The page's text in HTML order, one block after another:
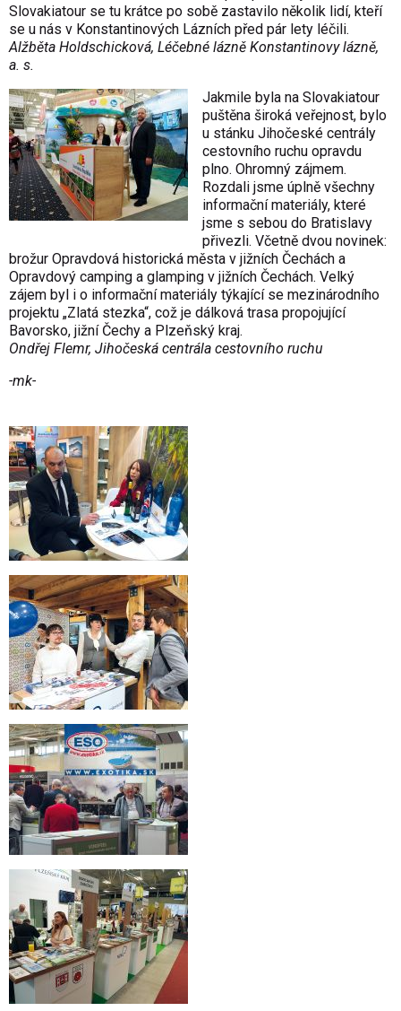
Slovakiatour se tu krátce po sobě zastavilo několik lidí, kteří
se u nás v Konstantinových Lázních před pár lety léčili.
Alžběta Holdschicková, Léčebné lázně Konstantinovy lázně,
a. s.
Jakmile byla na Slovakiatour
puštěna široká veřejnost, bylo
u stánku Jihočeské centrály
cestovního ruchu opravdu
plno. Ohromný zájmem.
Rozdali jsme úplně všechny
informační materiály, které
jsme s sebou do Bratislavy
přivezli. Včetně dvou novinek:
brožur Opravdová historická města v jižních Čechách a
Opravdový camping a glamping v jižních Čechách. Velký
zájem byl i o informační materiály týkající se mezinárodního
projektu „Zlatá stezka“, což je dálková trasa propojující
Bavorsko, jižní Čechy a Plzeňský kraj.
Ondřej Flemr, Jihočeská centrála cestovního ruchu
-mk-